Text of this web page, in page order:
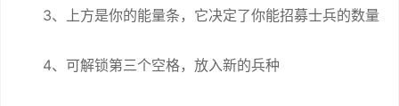
3、上方是你的能量条，它决定了你能招募士兵的数量
4、可解锁第三个空格，放入新的兵种